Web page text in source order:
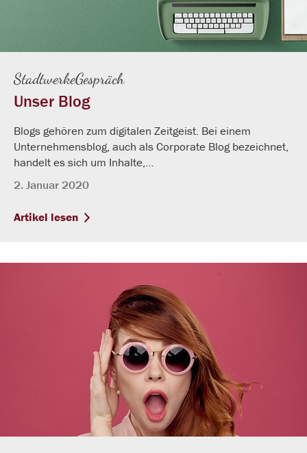
Unser Blog
StadtwerkeGespräch
Blogs gehören zum digitalen Zeitgeist. Bei einem
Unternehmensblog, auch als Corporate Blog bezeichnet,
handelt es sich um Inhalte,…
2. Januar 2020
Artikel lesen